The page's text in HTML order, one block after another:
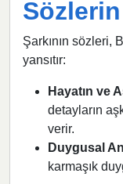
Şarkının sözleri,
yansıtır:
Hayatın ve
detayların
verir.
Duygusal
karmaşık